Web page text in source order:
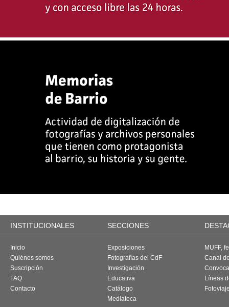
INSTITUCIONALES SECCIONES
Inicio
Quiénes somos
Suscripción
FAQ
Contacto
Exposiciones
Fotografías del CdF
Investigación
Educativa
Catálogo
Mediateca
MUFF,
Canal
Líneas